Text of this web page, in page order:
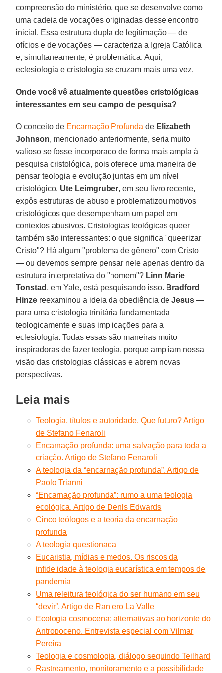
compreensão do ministério, que se desenvolve como
uma cadeia de vocações originadas desse encontro
inicial. Essa estrutura dupla de legitimação — de
ofícios e de vocações — caracteriza a Igreja Católica
e, simultaneamente, é problemática. Aqui,
eclesiologia e cristologia se cruzam mais uma vez.
Onde você vê atualmente questões cristológicas
interessantes em seu campo de pesquisa?
O conceito de Encarnação Profunda de Elizabeth
Johnson, mencionado anteriormente, seria muito
valioso se fosse incorporado de forma mais ampla à
pesquisa cristológica, pois oferece uma maneira de
pensar teologia e evolução juntas em um nível
cristológico. Ute Leimgruber, em seu livro recente,
expôs estruturas de abuso e problematizou motivos
cristológicos que desempenham um papel em
contextos abusivos. Cristologias teológicas queer
também são interessantes: o que significa "queerizar
Cristo"? Há algum "problema de gênero" com Cristo
— ou devemos sempre pensar nele apenas dentro da
estrutura interpretativa do "homem"? Linn Marie
Tonstad , em Yale, está pesquisando isso. Bradford
Hinze reexaminou a ideia da obediência deJesus —
para uma cristologia trinitária fundamentada
teologicamente e suas implicações para a
eclesiologia. Todas essas são maneiras muito
inspiradoras de fazer teologia, porque ampliam nossa
visão das cristologias clássicas e abrem novas
perspectivas.
Leia mais
Teologia, títulos e autoridade. Que futuro? Artigo
de Stefano Fenaroli
Encarnação profunda: uma salvação para toda a
criação. Artigo de Stefano Fenaroli
A teologia da “encarnação profunda”. Artigo de
Paolo Trianni
“Encarnação profunda”: ​​rumo a uma teologia
ecológica. Artigo de Denis Edwards
Cinco teólogos e a teoria da encarnação
profunda
A teologia questionada
Eucaristia, mídias e medos. Os riscos da
infidelidade à teologia eucarística em tempos de
pandemia
Uma releitura teológica do ser humano em seu
“devir”. Artigo de Raniero La Valle
Ecologia cosmocena: alternativas ao horizonte do
Antropoceno. Entrevista especial com Vilmar
Pereira
Teologia e cosmologia, diálogo seguindo Teilhard
Rastreamento, monitoramento e a possibilidade